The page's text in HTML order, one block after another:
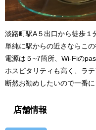
淡路町駅A５出口から徒歩１
単純に駅からの近さならこ
電源は５~7箇所、Wi-Fiの
ホスピタリティも高く、ラ
断然お勧めしたいので一番
店舗情報